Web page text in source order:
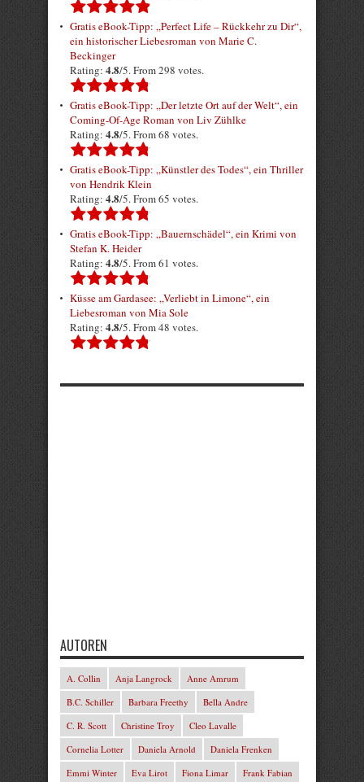
Gratis eBook-Tipp: „Perfect Life – Rückkehr zu Dir“,
ein historischer Liebesroman von Marie C.
Beckinger
Rating: 4.8/5. From 298 votes.
Gratis eBook-Tipp: „Der letzte Ort auf der Welt“, ein
Coming-Of-Age Roman von Liv Zühlke
Rating: 4.8/5. From 68 votes.
Gratis eBook-Tipp: „Künstler des Todes“, ein Thriller
von Hendrik Klein
Rating: 4.8/5. From 65 votes.
Gratis eBook-Tipp: „Bauernschädel“, ein Krimi von
Stefan K. Heider
Rating: 4.8/5. From 61 votes.
Küsse am Gardasee: „Verliebt in Limone“, ein
Liebesroman von Mia Sole
Rating: 4.8/5. From 48 votes.
AUTOREN
A. Collin Anja Langrock
Anne Amrum
B.C. Schiller
Barbara Freethy
Bella Andre
C. R. Scott
Christine Troy
Cleo Lavalle
Cornelia Lotter
Daniela Arnold
Daniela Frenken
Emmi Winter
Eva Lirot Fiona Limar Frank Fabian